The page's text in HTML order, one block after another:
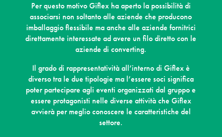
Per questo motivo Giflex ha aperto la possibilità di
associarsi non soltanto alle aziende che producono
imballaggio flessibile ma anche alle aziende fornitrici
direttamente interessate ad avere un filo diretto con le
aziende di converting.
Il grado di rappresentatività all’interno di Giflex è
diverso tra le due tipologie ma l’essere soci significa
poter partecipare agli eventi organizzati dal gruppo e
essere protagonisti nelle diverse attività che Giflex
avvierà per meglio conoscere le caratteristiche del
settore.